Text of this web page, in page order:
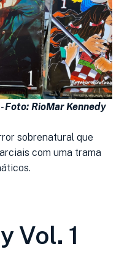
Foto: RioMar Kennedy
sobrenatural que
com uma trama
Vol. 1